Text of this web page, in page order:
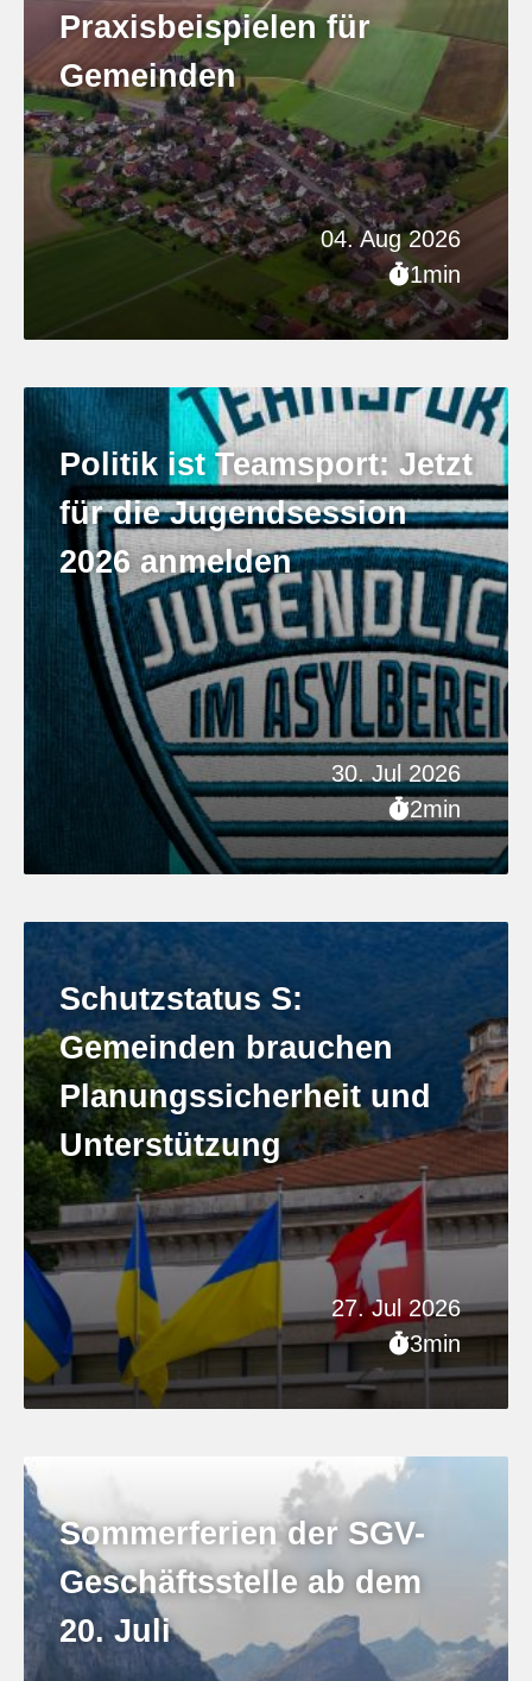
04. Aug 2026
1min
Praxisbeispielen für
Gemeinden
30. Jul 2026
2min
Politik ist Teamsport: Jetzt
für die Jugendsession
2026 anmelden
27. Jul 2026
3min
Schutzstatus S:
Gemeinden brauchen
Planungssicherheit und
Unterstützung
Sommerferien der SGV-
Geschäftsstelle ab dem
20. Juli